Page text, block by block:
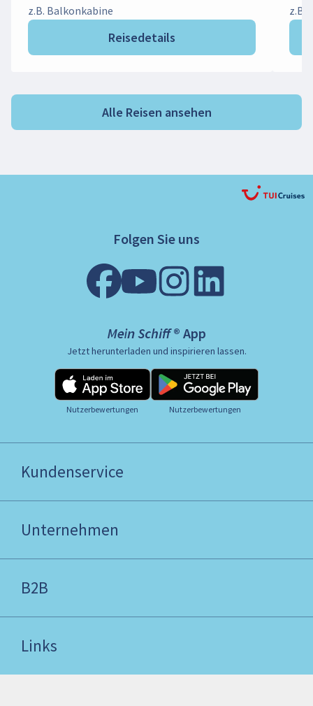
z.B. Balkonkabine
Reisedetails
z.B.
Alle Reisen ansehen
Folgen Sie uns
Mein Schiff ® App
Jetzt herunterladen und inspirieren lassen.
Nutzerbewertungen Nutzerbewertungen
Kundenservice
Unternehmen
B2B
Links